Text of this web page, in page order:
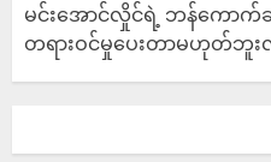
မင်းအောင်လှိုင်ရဲ့ ဘန်ကောက်
တရားဝင်မှုပေးတာမဟုတ်ဘူး